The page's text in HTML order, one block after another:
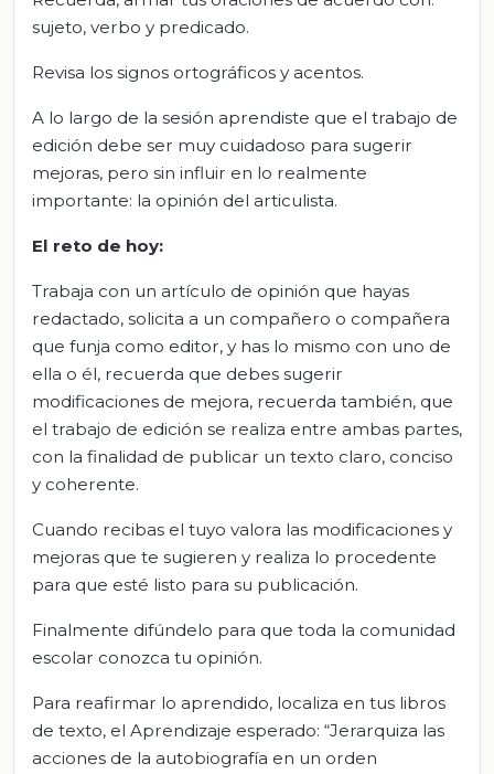
sujeto, verbo y predicado.
Revisa los signos ortográficos y acentos.
A lo largo de la sesión aprendiste que el trabajo de
edición debe ser muy cuidadoso para sugerir
mejoras, pero sin influir en lo realmente
importante: la opinión del articulista.
El reto de hoy:
Trabaja con un artículo de opinión que hayas
redactado, solicita a un compañero o compañera
que funja como editor, y has lo mismo con uno de
ella o él, recuerda que debes sugerir
modificaciones de mejora, recuerda también, que
el trabajo de edición se realiza entre ambas partes,
con la finalidad de publicar un texto claro, conciso
y coherente.
Cuando recibas el tuyo valora las modificaciones y
mejoras que te sugieren y realiza lo procedente
para que esté listo para su publicación.
Finalmente difúndelo para que toda la comunidad
escolar conozca tu opinión.
Para reafirmar lo aprendido, localiza en tus libros
de texto, el Aprendizaje esperado: “Jerarquiza las
acciones de la autobiografía en un orden